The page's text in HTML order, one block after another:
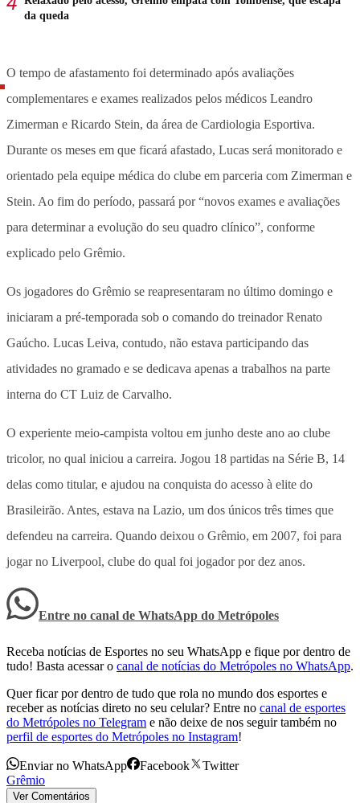
da queda
O tempo de afastamento foi determinado após avaliações
complementares e exames realizados pelos médicos Leandro
Zimerman e Ricardo Stein, da área de Cardiologia Esportiva.
Durante os meses em que ficará afastado, Lucas será monitorado e
orientado pela equipe médica do clube em parceria com Zimerman e
Stein. Ao fim do período, passará por “novos exames e avaliações
para determinar a evolução do seu quadro clínico”, conforme
explicado pelo Grêmio.
Os jogadores do Grêmio se reapresentaram no último domingo e
iniciaram a pré-temporada sob o comando do treinador Renato
Gaúcho. Lucas Leiva, contudo, não estava participando das
atividades no gramado e se dedicava apenas a trabalhos na parte
interna do CT Luiz de Carvalho.
O experiente meio-campista voltou em junho deste ano ao clube
tricolor, no qual iniciou a carreira. Jogou 18 partidas na Série B, 14
delas como titular, e ajudou na conquista do acesso à elite do
Brasileirão. Antes, estava na Lazio, um dos únicos três times que
defendeu na carreira. Quando deixou o Grêmio, em 2007, foi para
jogar no Liverpool, clube do qual foi jogador por dez anos.
Entre no canal de WhatsApp do Metrópoles
Receba notícias de Esportes no seu WhatsApp e fique por dentro de
tudo! Basta acessar o canal de notícias do Metrópoles no WhatsApp.
Quer ficar por dentro de tudo que rola no mundo dos esportes e
receber as notícias direto no seu celular? Entre no canal de esportes
do Metrópoles no Telegram e não deixe de nos seguir também no
perfil de esportes do Metrópoles no Instagram!
Enviar no WhatsApp Facebook
Twitter
Grêmio
Ver Comentários